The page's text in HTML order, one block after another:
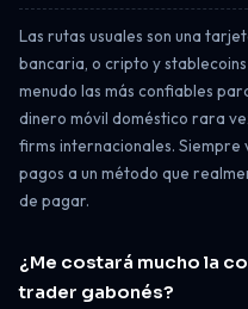
Las rutas usuales son una
bancaria, o cripto y
menudo las más confiables
dinero móvil doméstico rara
firms internacionales.
pagos a un método que
de pagar.
¿Me costará mucho la
trader gabonés?